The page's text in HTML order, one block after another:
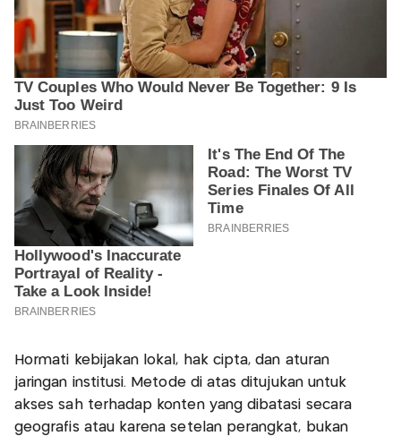
Hormati kebijakan lokal, hak cipta, dan aturan
jaringan institusi. Metode di atas ditujukan untuk
akses sah terhadap konten yang dibatasi secara
geografis atau karena setelan perangkat, bukan